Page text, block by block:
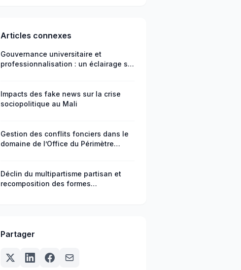
Articles connexes
Gouvernance universitaire et
professionnalisation : un éclairage sur
Impacts des fake news sur la crise
sociopolitique au Mali
Gestion des conflits fonciers dans le
domaine de l’Office du Périmètre
Déclin du multipartisme partisan et
recomposition des formes
Partager